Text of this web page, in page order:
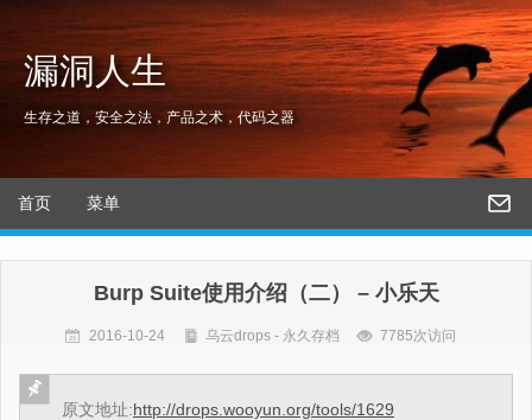
漏洞人生
生存之道，安全之法，产品之术，代码之器
首页 菜单
Burp Suite使用介绍（二） – 小乐天
2016-10-24 乌云drops - 永久存档 7785次访问
原文地址:http://drops.wooyun.org/tools/1629